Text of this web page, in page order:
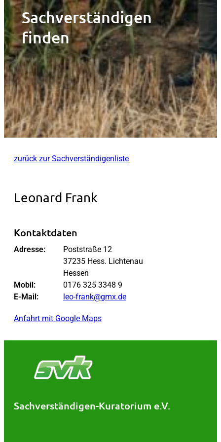
Sachverständigen
finden
zurück zur Sachverständigenliste
Leonard Frank
Kontaktdaten
Adresse:
Poststraße 12
37235 Hess. Lichtenau
Hessen
Mobil:
0176 325 3348 9
E-Mail:
leo-frank@gmx.de
Anfahrt mit Google Maps
Sachverständigen-Kuratorium e.V.